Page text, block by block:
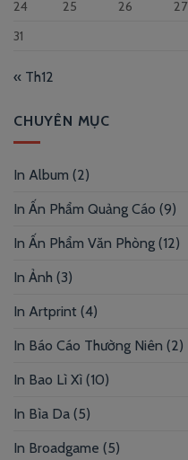
24
25 26 27
31
« Th12
CHUYÊN MỤC
In Album (2)
In Ấn Phẩm Quảng Cáo (9)
In Ấn Phẩm Văn Phòng (12)
In Ảnh (3)
In Artprint (4)
In Báo Cáo Thường Niên (2)
In Bao Lì Xì (10)
In Bìa Da (5)
In Broadgame (5)